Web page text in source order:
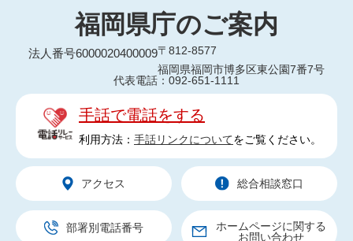
福岡県庁のご案内
法人番号6000020400009〒812-8577
福岡県福岡市博多区東公園7番7号
代表電話：092-651-1111
手話で電話をする
利用方法： 手話リンクについてをご覧ください。
アクセス 総合相談窓口
部署別電話番号
ホームページに関する
お問い合わせ